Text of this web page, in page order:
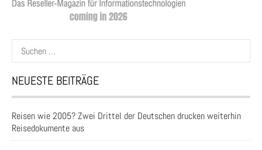
Suchen
nach:
NEUESTE BEITRÄGE
Reisen wie 2005? Zwei Drittel der Deutschen drucken weiterhin
Reisedokumente aus